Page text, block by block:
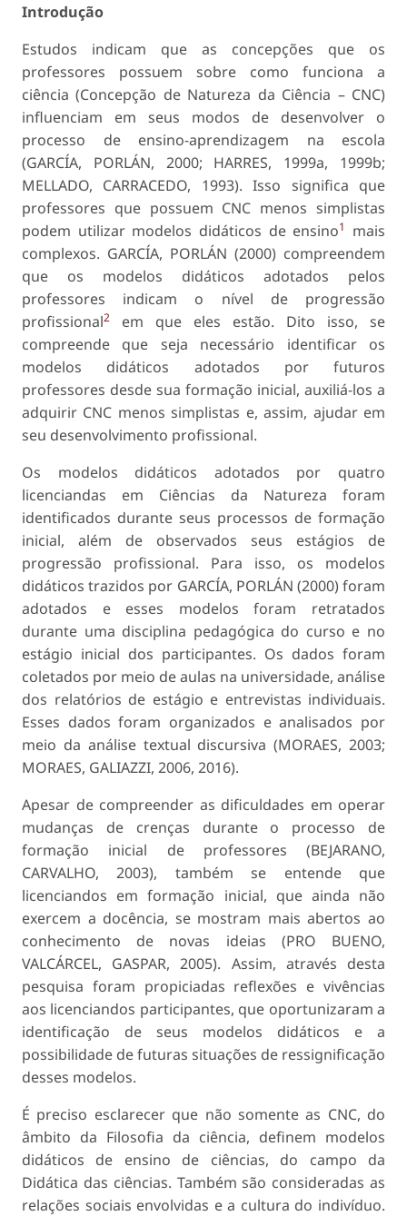
Introdução
Estudos indicam que as concepções que os
professores possuem sobre como funciona a
ciência (Concepção de Natureza da Ciência – CNC)
influenciam em seus modos de desenvolver o
processo de ensino-aprendizagem na escola
(GARCÍA, PORLÁN, 2000; HARRES, 1999a, 1999b;
MELLADO, CARRACEDO, 1993). Isso significa que
professores que possuem CNC menos simplistas
podem utilizar modelos didáticos de ensino1
mais
complexos. GARCÍA, PORLÁN (2000) compreendem
que os modelos didáticos adotados pelos
professores indicam o nível de progressão
profissional2
em que eles estão. Dito isso, se
compreende que seja necessário identificar os
modelos didáticos adotados por futuros
professores desde sua formação inicial, auxiliá-los a
adquirir CNC menos simplistas e, assim, ajudar em
seu desenvolvimento profissional.
Os modelos didáticos adotados por quatro
licenciandas em Ciências da Natureza foram
identificados durante seus processos de formação
inicial, além de observados seus estágios de
progressão profissional. Para isso, os modelos
didáticos trazidos por GARCÍA, PORLÁN (2000) foram
adotados e esses modelos foram retratados
durante uma disciplina pedagógica do curso e no
estágio inicial dos participantes. Os dados foram
coletados por meio de aulas na universidade, análise
dos relatórios de estágio e entrevistas individuais.
Esses dados foram organizados e analisados por
meio da análise textual discursiva (MORAES, 2003;
MORAES, GALIAZZI, 2006, 2016).
Apesar de compreender as dificuldades em operar
mudanças de crenças durante o processo de
formação inicial de professores (BEJARANO,
CARVALHO, 2003), também se entende que
licenciandos em formação inicial, que ainda não
exercem a docência, se mostram mais abertos ao
conhecimento de novas ideias (PRO BUENO,
VALCÁRCEL, GASPAR, 2005). Assim, através desta
pesquisa foram propiciadas reflexões e vivências
aos licenciandos participantes, que oportunizaram a
identificação de seus modelos didáticos e a
possibilidade de futuras situações de ressignificação
desses modelos.
É preciso esclarecer que não somente as CNC, do
âmbito da Filosofia da ciência, definem modelos
didáticos de ensino de ciências, do campo da
Didática das ciências. Também são consideradas as
relações sociais envolvidas e a cultura do indivíduo.